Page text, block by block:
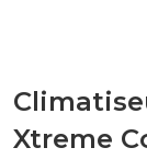
Xtreme